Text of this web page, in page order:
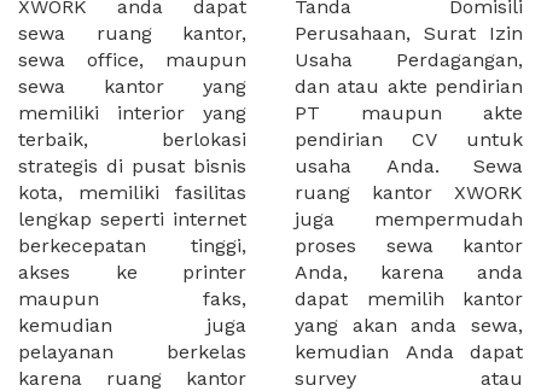
XWORK anda dapat
sewa ruang kantor,
sewa office, maupun
sewa kantor yang
memiliki interior yang
terbaik, berlokasi
strategis di pusat bisnis
kota, memiliki fasilitas
lengkap seperti internet
berkecepatan tinggi,
akses ke printer
maupun faks,
kemudian juga
pelayanan berkelas
karena ruang kantor
Tanda Domisili
Perusahaan, Surat Izin
Usaha Perdagangan,
dan atau akte pendirian
PT maupun akte
pendirian CV untuk
usaha Anda. Sewa
ruang kantor XWORK
juga mempermudah
proses sewa kantor
Anda, karena anda
dapat memilih kantor
yang akan anda sewa,
kemudian Anda dapat
survey atau